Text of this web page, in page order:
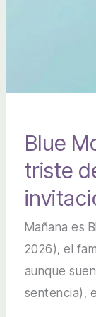
Blue
triste
Mañana es
2026), el
aunque
sentencia),